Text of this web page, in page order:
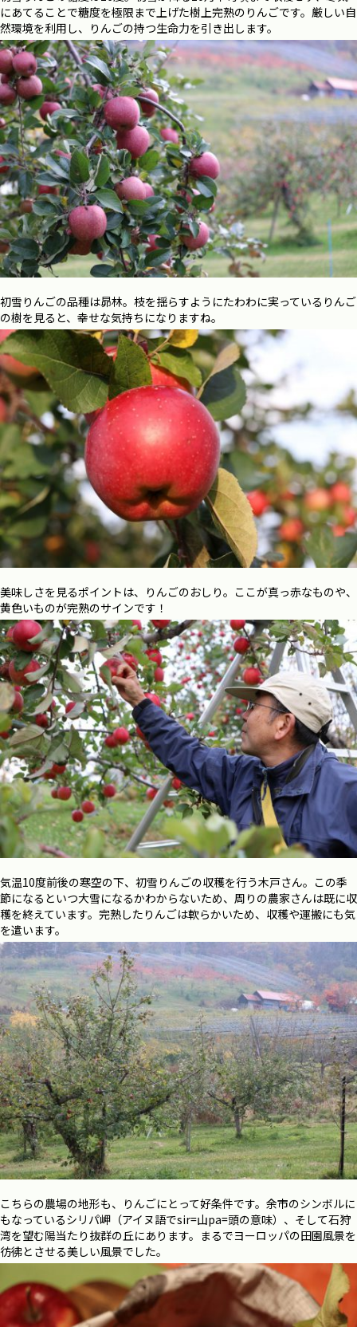
にあてることで糖度を極限まで上げた樹上完熟のりんごです。厳しい自
然環境を利用し、りんごの持つ生命力を引き出します。
初雪りんごの品種は昴林。枝を揺らすようにたわわに実っているりんご
の樹を見ると、幸せな気持ちになりますね。
美味しさを見るポイントは、りんごのおしり。ここが真っ赤なものや、
黄色いものが完熟のサインです！
気温10度前後の寒空の下、初雪りんごの収穫を行う木戸さん。この季
節になるといつ大雪になるかわからないため、周りの農家さんは既に収
穫を終えています。完熟したりんごは軟らかいため、収穫や運搬にも気
を遣います。
こちらの農場の地形も、りんごにとって好条件です。余市のシンボルに
もなっているシリパ岬（アイヌ語でsir=山pa=頭の意味）、そして石狩
湾を望む陽当たり抜群の丘にあります。まるでヨーロッパの田園風景を
彷彿とさせる美しい風景でした。